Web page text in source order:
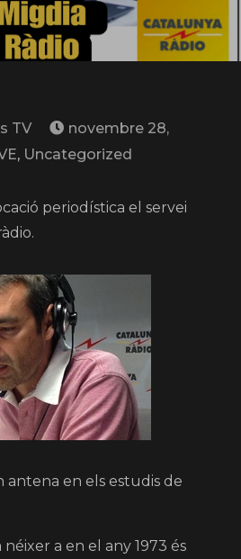
TV
novembre 28,
, Uncategorized
periodística el servei
antena en els estudis de
a en el any 1973 és